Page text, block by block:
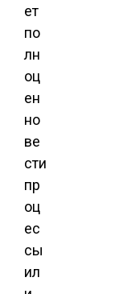
ет
по
лн
оц
ен
но
ве
сти
пр
оц
ес
сы
ил